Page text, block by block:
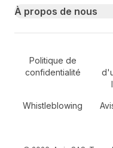
À propos de nous
Secondary Footer
Politique de
confidentialité
Whistleblowing